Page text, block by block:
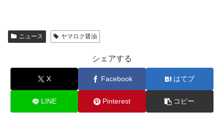
ニュース ヤマロク醤油
シェアする
X Facebook はてブ
LINE Pinterest コピー